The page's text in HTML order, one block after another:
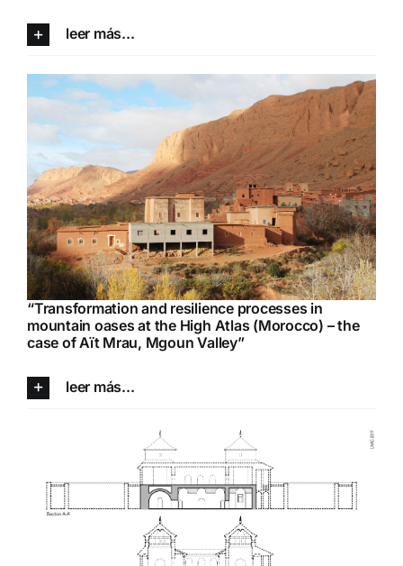
leer más...
“Transformation and resilience processes in
mountain oases at the High Atlas (Morocco) – the
case of Aït Mrau, Mgoun Valley”
leer más...